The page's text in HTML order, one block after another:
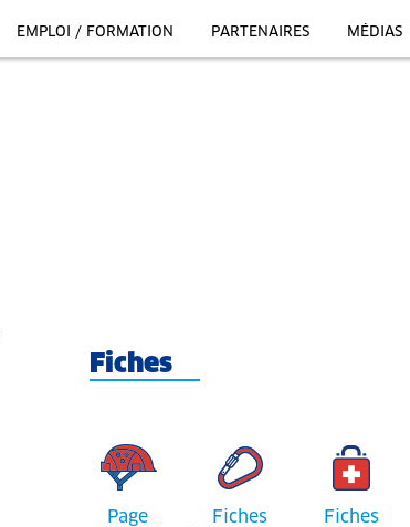
EMPLOI / FORMATION PARTENAIRES MÉDIAS
Fiches
Page
Fiches
Fiches